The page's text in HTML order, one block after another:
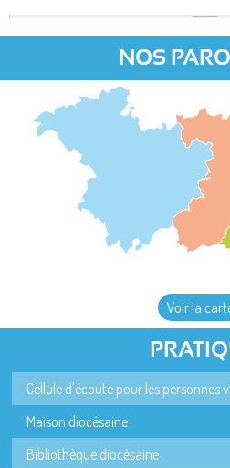
NOS
Voir la
Cellule d'écoute pour les personnes
Maison diocésaine
Bibliothèque diocésaine